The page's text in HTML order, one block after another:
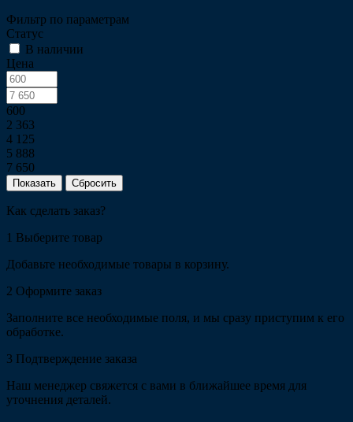
Фильтр по параметрам
Статус
В наличии
Цена
600
2 363
4 125
5 888
7 650
Сбросить
Как сделать заказ?
1 Выберите товар
Добавьте необходимые товары в корзину.
2 Оформите заказ
Заполните все необходимые поля, и мы сразу приступим к его
обработке.
3 Подтверждение заказа
Наш менеджер свяжется с вами в ближайшее время для
уточнения деталей.